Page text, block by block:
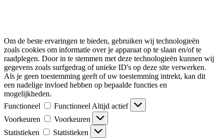
Om de beste ervaringen te bieden, gebruiken wij technologieën
zoals cookies om informatie over je apparaat op te slaan en/of te
raadplegen. Door in te stemmen met deze technologieën kunnen wij
gegevens zoals surfgedrag of unieke ID's op deze site verwerken.
Als je geen toestemming geeft of uw toestemming intrekt, kan dit
een nadelige invloed hebben op bepaalde functies en
mogelijkheden.
Functioneel
Functioneel Altijd actief
Voorkeuren
Voorkeuren
Statistieken
Statistieken